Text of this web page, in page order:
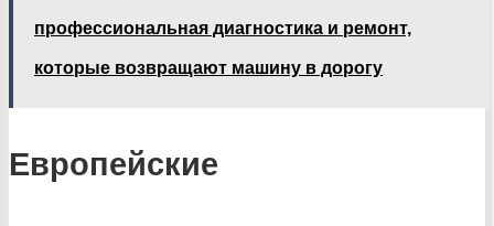
профессиональная диагностика и ремонт,
которые возвращают машину в дорогу
Европейские